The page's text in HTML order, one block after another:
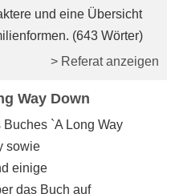
und eine Übersicht
(643 Wörter)
> Referat anzeigen
Way Down
`A Long Way
sowie
einige
das Buch auf